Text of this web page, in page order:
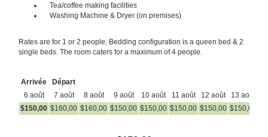
Tea/coffee making facilities
Washing Machine & Dryer (on premises)
Rates are for 1 or 2 people. Bedding configuration is a queen bed & 2
single beds. The room caters for a maximum of 4 people.
Arrivée
Départ
6 août
7 août 8 août 9 août 10 août 11 août 12 août 13 août
$150,00 $160,00 $160,00 $150,00 $150,00 $150,00 $150,00 $150,00